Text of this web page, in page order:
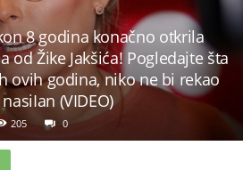
8 godina konačno otkrila
od Žike Jakšića! Pogledajte šta
ovih godina, niko ne bi rekao
(VIDEO)
205 0